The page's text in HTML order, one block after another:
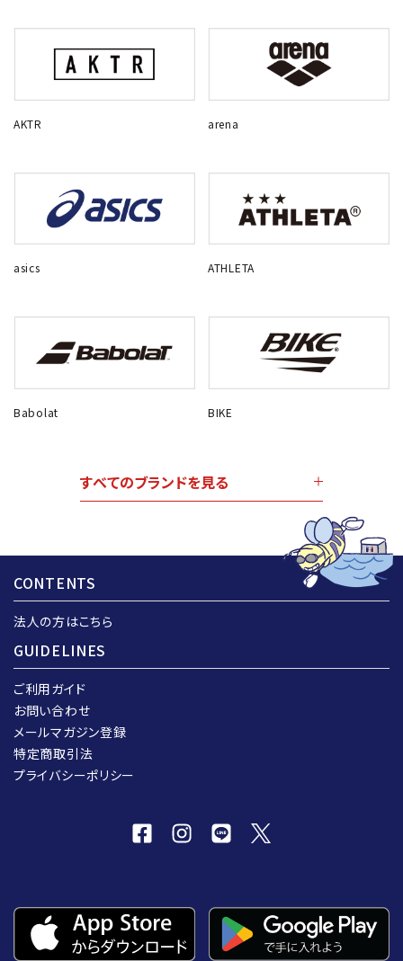
AKTR arena
asics ATHLETA
Babolat BIKE
すべてのブランドを見る
CONTENTS
法人の方はこちら
GUIDELINES
ご利用ガイド
お問い合わせ
メールマガジン登録
特定商取引法
プライバシーポリシー